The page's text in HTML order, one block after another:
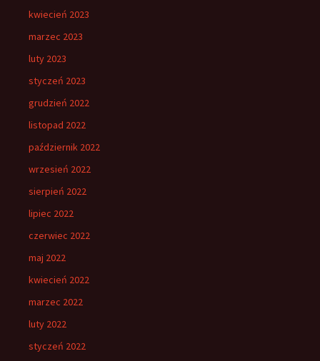
kwiecień 2023
marzec 2023
luty 2023
styczeń 2023
grudzień 2022
listopad 2022
październik 2022
wrzesień 2022
sierpień 2022
lipiec 2022
czerwiec 2022
maj 2022
kwiecień 2022
marzec 2022
luty 2022
styczeń 2022